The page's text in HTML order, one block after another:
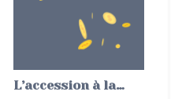
L’accession à la…